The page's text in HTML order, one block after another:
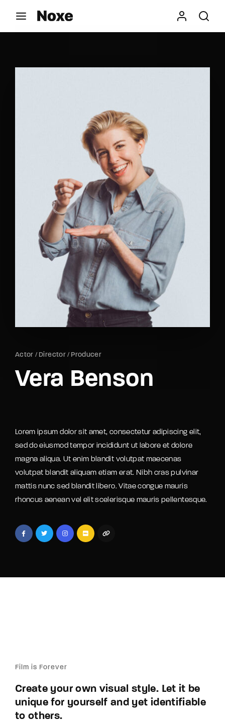
Actor Director Producer
Vera Benson
Lorem ipsum dolor sit amet, consectetur adipiscing elit,
sed do eiusmod tempor incididunt ut labore et dolore
magna aliqua. Ut enim blandit volutpat maecenas
volutpat blandit aliquam etiam erat. Nibh cras pulvinar
mattis nunc sed blandit libero. Vitae congue mauris
rhoncus aenean vel elit scelerisque mauris pellentesque.
Film is Forever
Create your own visual style. Let it be
unique for yourself and yet identifiable
to others.
Theme.
SIGN IN
Remember Me
Lost Your Password?
By signing in, you agree toour terms and
conditionsand ourprivacy policy.